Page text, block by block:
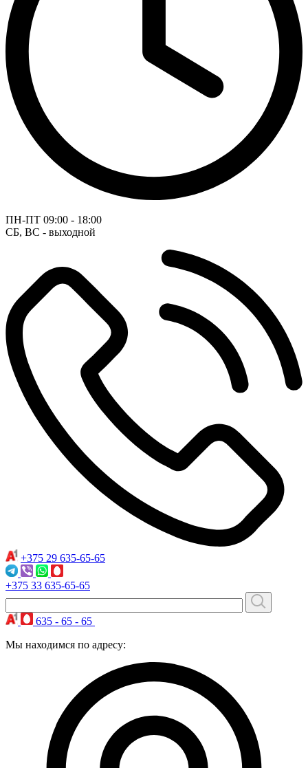
ПН-ПТ 09:00 - 18:00
СБ, ВС - выходной
+375 29 635-65-65
+375 33 635-65-65
635 - 65 - 65
Мы находимся по адресу: